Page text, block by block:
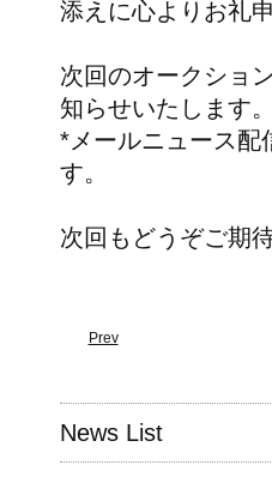
添えに心よりお礼
次回のオークショ
知らせいたします。
*メールニュース配
す。
次回もどうぞご期
Prev
News List